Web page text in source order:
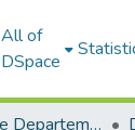
All of
DSpace
French language Departement